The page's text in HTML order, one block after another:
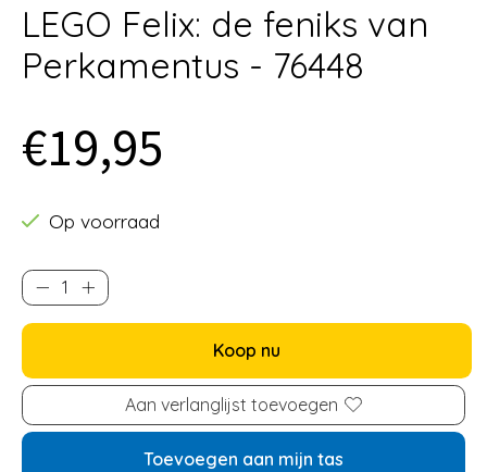
LEGO Felix: de feniks van
Perkamentus - 76448
€19,95
Op voorraad
Koop nu
Aan verlanglijst toevoegen
Toevoegen aan mijn tas